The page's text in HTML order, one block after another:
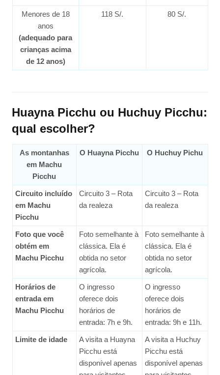
Menores de 18
anos
(adequado para
crianças acima
de 12 anos)
118 S/. 80 S/.
Huayna Picchu ou Huchuy Picchu:
qual escolher?
As montanhas
em Machu
Picchu
O Huayna Picchu O Huchuy Pichu
Circuito incluído
em Machu
Picchu
Circuito 3 – Rota
da realeza
Circuito 3 – Rota
da realeza
Foto que você
obtém em
Machu Picchu
Foto semelhante à
clássica. Ela é
obtida no setor
agrícola.
Foto semelhante à
clássica. Ela é
obtida no setor
agrícola.
Horários de
entrada em
Machu Picchu
O ingresso
oferece dois
horários de
entrada: 7h e 9h.
O ingresso
oferece dois
horários de
entrada: 9h e 11h.
Limite de idade
A visita a Huayna
Picchu está
disponível apenas
A visita a Huchuy
Picchu está
disponível apenas